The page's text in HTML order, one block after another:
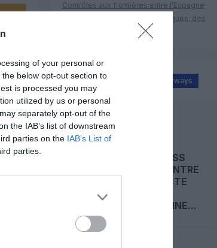
of your personal or
below opt-out section to
is processed you may
utilized by us or personal
separately opt-out of the
the IAB’s list of downstream
parties on the IAB’s List of
parties.
Contrôles aux frontières entre l’Espagne
et l’Italie : des arrivées plus longues, des
correspondances à risque
crash liste noire yemenia airways
LIRE AUSSI
AIR EXPRESS
ALGERIA ENTRE
SUR LA LISTE
EUROPÉENNE...